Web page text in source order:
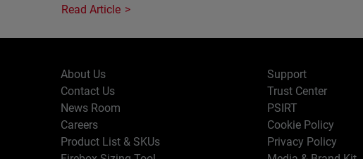
Read Article
About Us
Contact Us
News Room
Careers
Product List & SKUs
Support
Trust Center
PSIRT
Cookie Policy
Privacy Policy